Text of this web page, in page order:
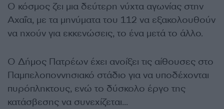
Ο κόσμος ζει μια δεύτερη νύχτα αγωνίας στην
Αχαΐα, με τα μηνύματα του 112 να εξακολουθούν
να ηχούν για εκκενώσεις, το ένα μετά το άλλο.
Ο Δήμος Πατρέων έχει ανοίξει τις αίθουσες στο
Παμπελοποννησιακό στάδιο για να υποδέχονται
πυρόπληκτους, ενώ το δύσκολο έργο της
κατάσβεσης να συνεχίζεται…